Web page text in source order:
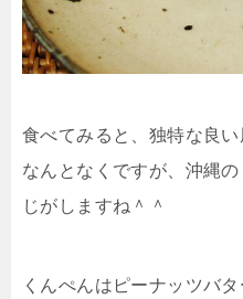
食べてみると、独特な良い
なんとなくですが、沖縄
じがしますね＾＾
くんぺんはピーナッツバ